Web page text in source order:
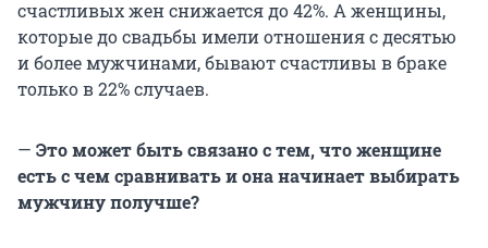
счастливых жен снижается до 42%. А женщины,
которые до свадьбы имели отношения с десятью
и более мужчинами, бывают счастливы в браке
только в 22% случаев.
— Это может быть связано с тем, что женщине
есть с чем сравнивать и она начинает выбирать
мужчину получше?